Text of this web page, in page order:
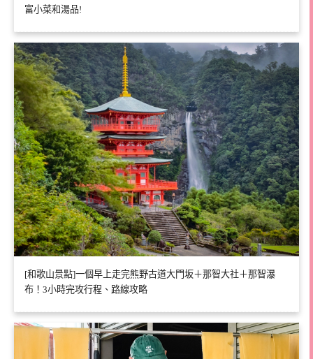
富小菜和湯品!
[和歌山景點]一個早上走完熊野古道大門坂＋那智大社＋那智瀑
布！3小時完攻行程、路線攻略